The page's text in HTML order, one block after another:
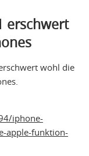
erschwert
wohl die
iphone-
apple-funktion-